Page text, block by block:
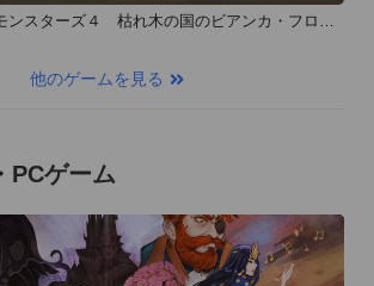
ンスターズ４ 枯れ木の国のビアンカ・フロー
他のゲームを見る
PCゲーム